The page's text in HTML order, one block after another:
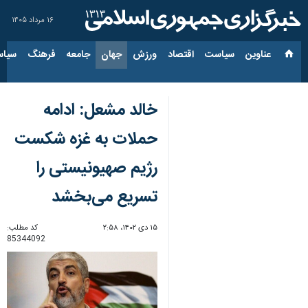
۱۶ مرداد ۱۴۰۵
عناوین‌ سیاست اقتصاد ورزش جهان جامعه فرهنگ
خالد مشعل: ادامه
حملات به غزه شکست
رژیم صهیونیستی را
تسریع می‌بخشد
۱۵ دی ۱۴۰۲، ۲:۵۸
کد مطلب:
85344092